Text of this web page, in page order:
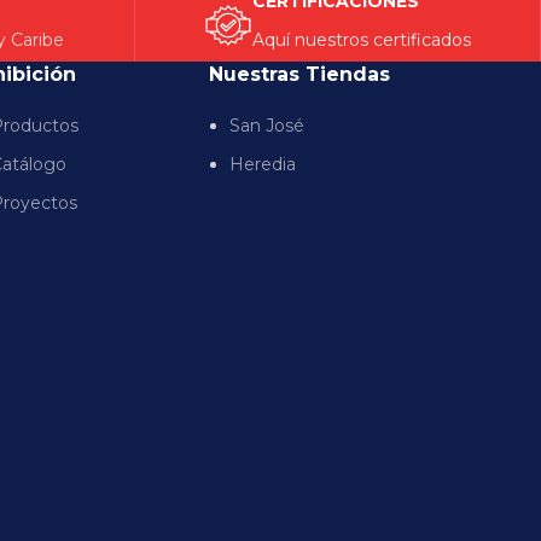
Caribe
Aquí nuestros certificados
Nuestras Tiendas
San José
Heredia